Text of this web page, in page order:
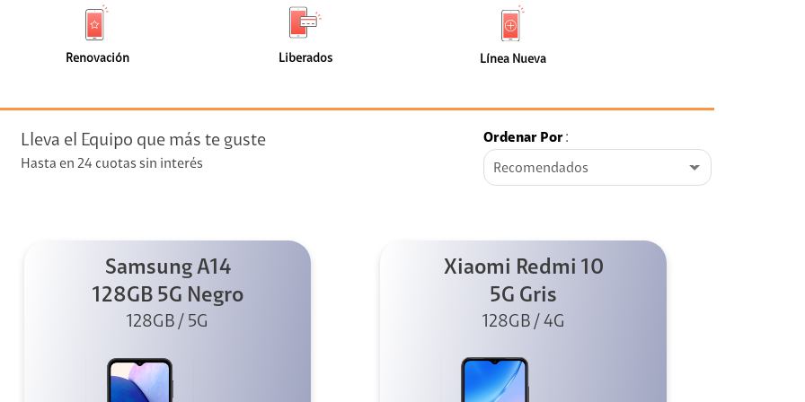
+ Telefonía
streaming
de
faceta
Renovación
(229)
faceta
Liberados
de
faceta
Línea Nueva
Nueva
(110)
Lleva el Equipo que más te guste
Hasta en 24 cuotas sin interés
Ordenar Por:
Recomendados
Samsung A14
128GB 5G Negro
128GB / 5G
Xiaomi Redmi 10
5G Gris
128GB / 4G